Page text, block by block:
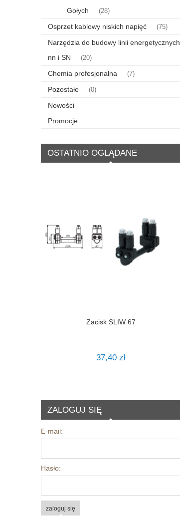
Gołych (28)
Osprzet kablowy niskich napięć (75)
Narzędzia do budowy linii energetycznych
nn i SN
(20)
Chemia profesjonalna (7)
Pozostałe (0)
Nowości
Promocje
OSTATNIO OGLĄDANE
Zacisk SLIW 67
37,40 zł
ZALOGUJ SIĘ
E-mail:
Hasło:
zaloguj się